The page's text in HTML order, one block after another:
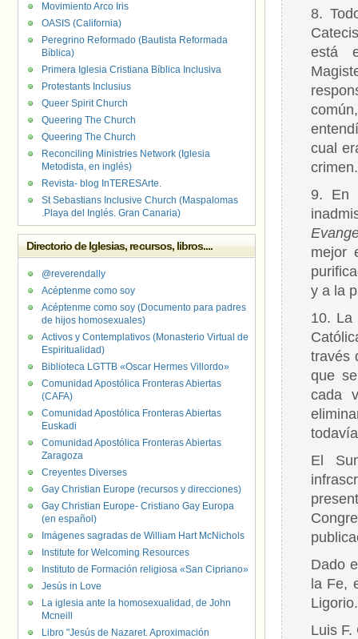
8.
está
cual
crimen.
9. En
mejor
y a la
10. La
través
que
cada
El
Dado
la Fe,
Ligorio.
Luis F.
Movimiento Arco Iris
OASIS (California)
Peregrino Reformado (Bautista Reformada
Bíblica)
Primera Iglesia Cristiana Bíblica Inclusiva
Protestants Inclusius
Queer Spirit Church
Queering The Church
Queering The Church
Reconciling Ministries Network (Iglesia
Metodista, en inglés)
Revista- blog InTERESArte.
St Sebastians Inclusive Church (Maspalomas
.Playa del Inglés. Gran Canaria)
Directorio de Iglesias, recursos, libros....
@reverendally
Acéptenme como soy
Acéptenme como soy (Documento para padres
de hijos homosexuales)
Activos y Contemplativos (Monasterio Virtual de
Espiritualidad)
Biblioteca LGTTB «Oscar Hermes Villordo»
Comunidad Apostólica Fronteras Abiertas
(CAFA)
Comunidad Apostólica Fronteras Abiertas
Euskadi
Comunidad Apostólica Fronteras Abiertas
Zaragoza
Creyentes Diverses
Gay Christian Europe (recursos y direcciones)
Gay Christian Europe- Cristiano Gay Europa
(en español)
Imágenes sagradas de William Hart McNichols
Institute for Welcoming Resources
Instituto de Formación religiosa «San Cipriano»
Jesús in Love
La iglesia ante la homosexualidad, de John
Mcneill
Libro "Jesús de Nazaret. Aproximación